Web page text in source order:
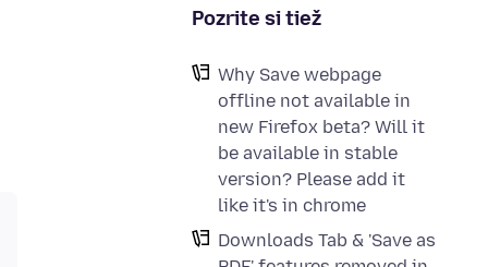
Pozrite si tiež
Why Save webpage
offline not available in
new Firefox beta? Will it
be available in stable
version? Please add it
like it's in chrome
Downloads Tab & 'Save as